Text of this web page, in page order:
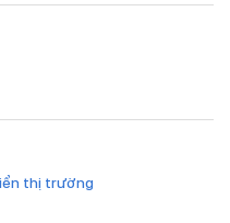
thị trường